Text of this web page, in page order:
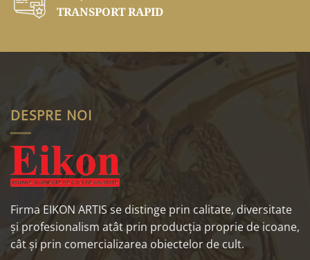
TRANSPORT RAPID
DESPRE NOI
Firma EIKON ARTIS se distinge prin calitate, diversitate
și profesionalism atât prin producția proprie de icoane,
cât și prin comercializarea obiectelor de cult.